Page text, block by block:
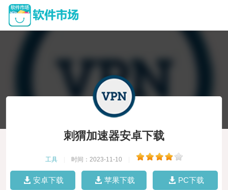
刺猬加速器安卓下载
工具 时间：2023-11-10
安卓下载 苹果下载 PC下载